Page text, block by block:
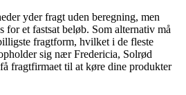
yder fragt uden beregning, men
for et fastsat beløb. Som alternativ må
fragtform, hvilket i de fleste
sig nær Fredericia, Solrød
fragtfirmaet til at køre dine produkter